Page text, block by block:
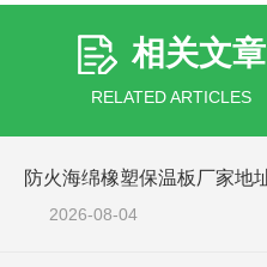
相关文章
RELATED ARTICLES
2026-08-04